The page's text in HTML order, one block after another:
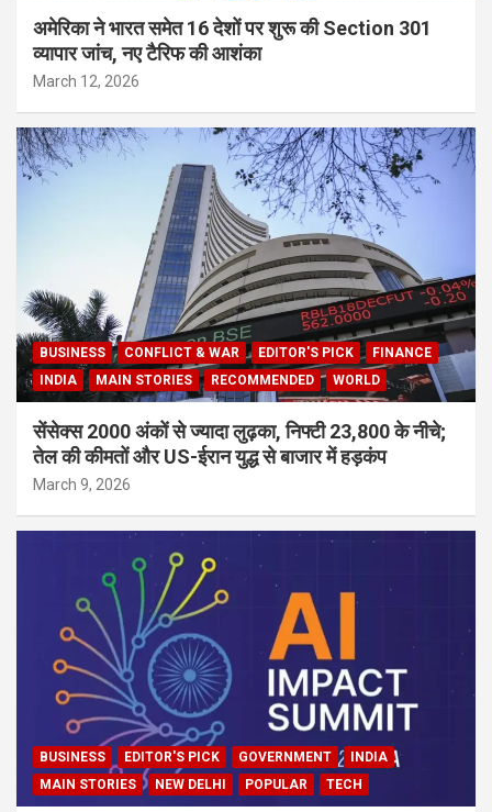
अमेरिका ने भारत समेत 16 देशों पर शुरू की Section 301
व्यापार जांच, नए टैरिफ की आशंका
March 12, 2026
BUSINESS CONFLICT & WAR EDITOR'S PICK
FINANCE
INDIA
MAIN STORIES RECOMMENDED WORLD
सेंसेक्स 2000 अंकों से ज्यादा लुढ़का, निफ्टी 23,800 के नीचे;
तेल की कीमतों और US-ईरान युद्ध से बाजार में हड़कंप
March 9, 2026
BUSINESS EDITOR'S PICK GOVERNMENT
INDIA
MAIN STORIES
NEW DELHI POPULAR TECH